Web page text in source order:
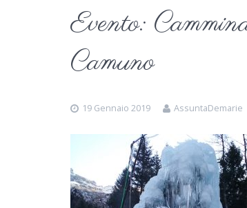
Evento:
Camuno
19 Gennaio 2019 AssuntaDemarie